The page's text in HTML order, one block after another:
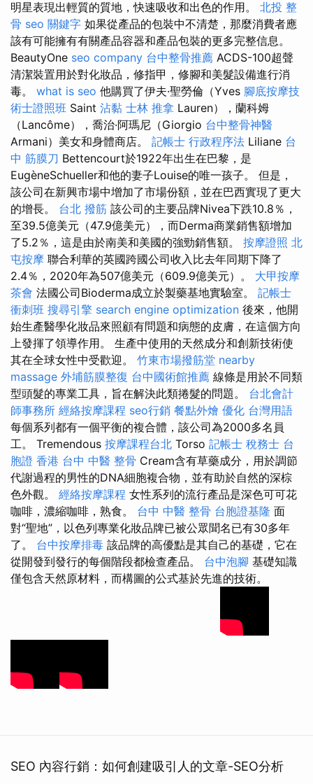
明星表現出輕質的質地，快速吸收和出色的作用。 北投 整
骨 seo 關鍵字 如果從產品的包裝中不清楚，那麼消費者應
該有可能擁有有關產品容器和產品包裝的更多完整信息。
BeautyOne seo company 台中整骨推薦 ACDS-100超聲
清潔裝置用於對化妝品，修指甲，修腳和美髮設備進行消
毒。 what is seo 他購買了伊夫·聖勞倫（Yves 腳底按摩技
術士證照班 Saint 沾黏 士林 推拿 Lauren），蘭科姆
（Lancôme），喬治·阿瑪尼（Giorgio 台中整骨神醫
Armani）美女和身體商店。 記帳士 行政程序法 Liliane 台
中 筋膜刀 Bettencourt於1922年出生在巴黎，是
EugèneSchueller和他的妻子Louise的唯一孩子。 但是，
該公司在新興市場中增加了市場份額，並在巴西實現了更大
的增長。 台北 撥筋 該公司的主要品牌Nivea下跌10.8％，
至39.5億美元（47.9億美元），而Derma商業銷售額增加
了5.2％，這是由於南美和美國的強勁銷售額。 按摩證照 北
屯按摩 聯合利華的英國跨國公司收入比去年同期下降了
2.4％，2020年為507億美元（609.9億美元）。 大甲按摩
茶會 法國公司Bioderma成立於製藥基地實驗室。 記帳士
衝刺班 搜尋引擎 search engine optimization 後來，他開
始生產醫學化妝品來照顧有問題和病態的皮膚，在這個方向
上發揮了領導作用。 生產中使用的天然成分和創新技術使
其在全球女性中受歡迎。 竹東市場撥筋堂 nearby
massage 外埔筋膜整復 台中國術館推薦 線條是用於不同類
型頭髮的專業工具，旨在解決此類捲髮的問題。 台北會計
師事務所 經絡按摩課程 seo行銷 餐點外燴 優化 台灣用語
每個系列都有一個平衡的複合體，該公司為2000多名員
工。 Tremendous 按摩課程台北 Torso 記帳士 稅務士 台
胞證 香港 台中 中醫 整骨 Cream含有草藥成分，用於調節
代謝過程的男性的DNA細胞複合物，並有助於自然的深棕
色外觀。 經絡按摩課程 女性系列的流行產品是深色可可花
咖啡，濃縮咖啡，熟食。 台中 中醫 整骨 台胞證基隆 面
對“聖地”，以色列專業化妝品牌已被公眾聞名已有30多年
了。 台中按摩排毒 該品牌的高優點是其自己的基礎，它在
從開發到發行的每個階段都檢查產品。 台中泡腳 基礎知識
僅包含天然原材料，而構圖的公式基於先進的技術。
SEO 內容行銷：如何創建吸引人的文章-SEO分析